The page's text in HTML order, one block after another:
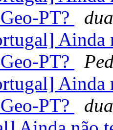
PT?
Ainda
PT?
Ainda
PT?